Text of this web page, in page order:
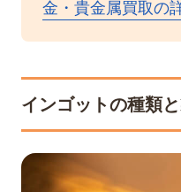
金・貴金属買取の
インゴットの種類